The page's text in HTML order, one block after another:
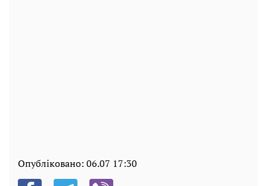
Опубліковано: 06.07 17:30